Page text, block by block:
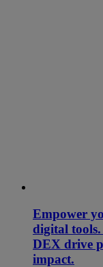
Empower
digital
DEX drive
impact.